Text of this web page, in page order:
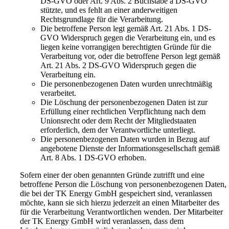
stützte, und es fehlt an einer anderweitigen
Rechtsgrundlage für die Verarbeitung.
Die betroffene Person legt gemäß Art. 21 Abs. 1 DS-
GVO Widerspruch gegen die Verarbeitung ein, und es
liegen keine vorrangigen berechtigten Gründe für die
Verarbeitung vor, oder die betroffene Person legt gemäß
Art. 21 Abs. 2 DS-GVO Widerspruch gegen die
Verarbeitung ein.
Die personenbezogenen Daten wurden unrechtmäßig
verarbeitet.
Die Löschung der personenbezogenen Daten ist zur
Erfüllung einer rechtlichen Verpflichtung nach dem
Unionsrecht oder dem Recht der Mitgliedstaaten
erforderlich, dem der Verantwortliche unterliegt.
Die personenbezogenen Daten wurden in Bezug auf
angebotene Dienste der Informationsgesellschaft gemäß
Art. 8 Abs. 1 DS-GVO erhoben.
Sofern einer der oben genannten Gründe zutrifft und eine
betroffene Person die Löschung von personenbezogenen Daten,
die bei der TK Energy GmbH gespeichert sind, veranlassen
möchte, kann sie sich hierzu jederzeit an einen Mitarbeiter des
für die Verarbeitung Verantwortlichen wenden. Der Mitarbeiter
der TK Energy GmbH wird veranlassen, dass dem